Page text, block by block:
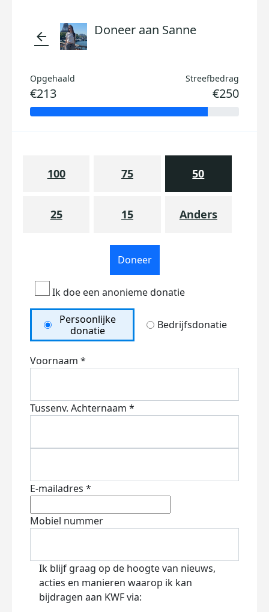
arrow_back Doneer aan Sanne
Opgehaald
€213
Streefbedrag
€250
100 75 50
25 15 Anders
Doneer
Ik doe een anonieme donatie
Persoonlijke
donatie
Bedrijfsdonatie
Voornaam *
Tussenv. Achternaam *
E-mailadres *
Mobiel nummer
Ik blijf graag op de hoogte van nieuws,
acties en manieren waarop ik kan
bijdragen aan KWF via: